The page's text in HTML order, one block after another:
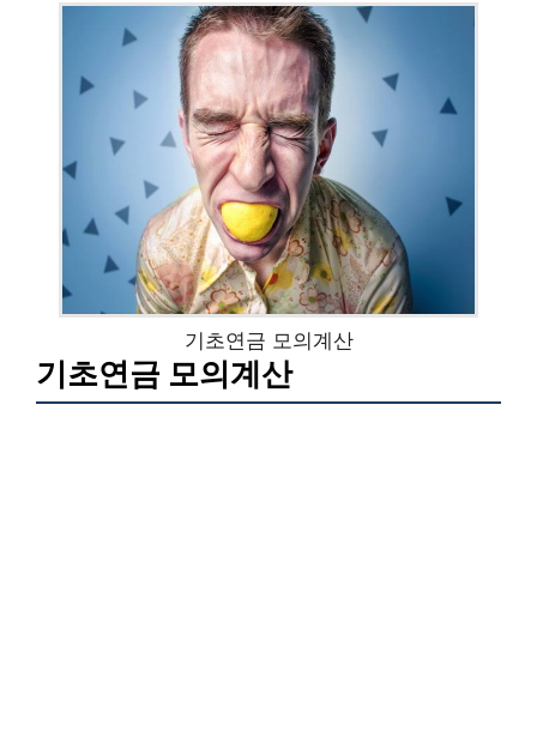
기초연금 모의계산
기초연금 모의계산